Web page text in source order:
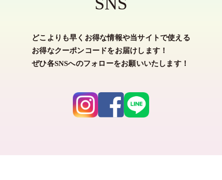
どこよりも早くお得な情報や当サイトで使える
お得なクーポンコードをお届けします！
ぜひ各SNSへのフォローをお願いいたします！